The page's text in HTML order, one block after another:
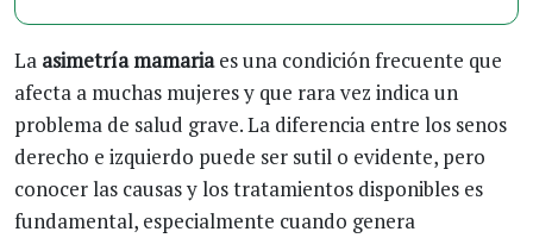
La asimetría mamariaes una condición frecuente que
afecta a muchas mujeres y que rara vez indica un
problema de salud grave. La diferencia entre los senos
derecho e izquierdo puede ser sutil o evidente, pero
conocer las causas y los tratamientos disponibles es
fundamental, especialmente cuando genera